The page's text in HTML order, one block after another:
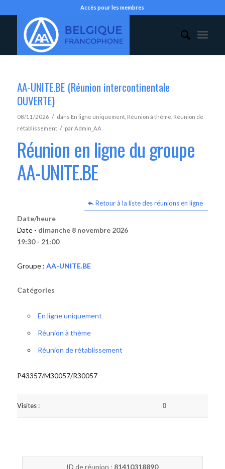
Accès pour les membres
AA-UNITE.BE (Réunion intercontinentale
OUVERTE)
08/11/2026 / dans En ligne uniquement, Réunion à thème Réunion de
rétablissement / parAdmin_AA
Réunion en ligne du groupe
AA-UNITE.BE
Retour à la liste des réunions en ligne
Date/heure
Date - dimanche 8 novembre 2026
19:30 - 21:00
Groupe : AA-UNITE.BE
Catégories
En ligne uniquement
Réunion à thème
Réunion de rétablissement
P43357/M30057/R30057
Visites : 0
ID de réunion : 81410318890